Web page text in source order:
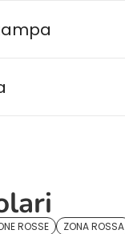
ROSSE ZONA ROSSA